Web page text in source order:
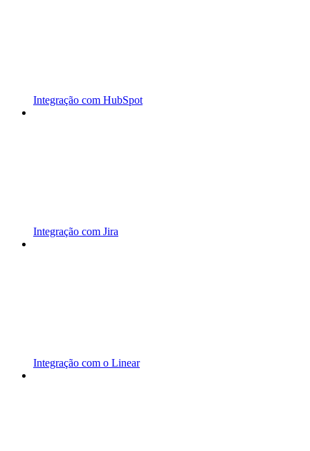
Integração com HubSpot
Integração com Jira
Integração com o Linear